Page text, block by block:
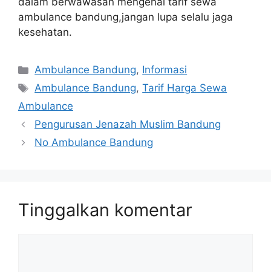
ambulance bandung,jangan lupa selalu jaga
kesehatan.
Kategori
Ambulance Bandung, Informasi
Tag
Ambulance Bandung,Tarif Harga Sewa
Ambulance
Pengurusan Jenazah Muslim Bandung
No Ambulance Bandung
Tinggalkan komentar